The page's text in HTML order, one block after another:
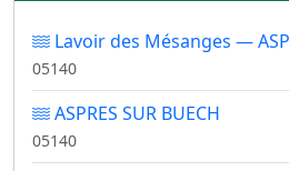
Lavoir des Mésanges —
05140
ASPRES SUR BUECH
05140